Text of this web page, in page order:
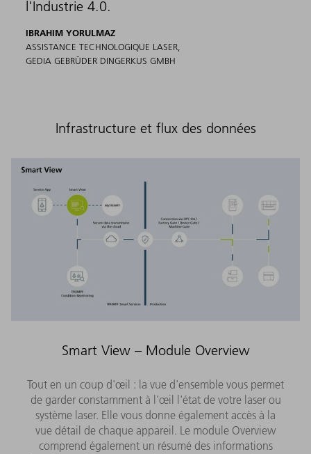
l'Industrie 4.0.
IBRAHIM YORULMAZ
ASSISTANCE TECHNOLOGIQUE LASER,
GEDIA GEBRÜDER DINGERKUS GMBH
Infrastructure et flux des données
Smart View – Module Overview
Tout en un coup d'œil : la vue d'ensemble vous permet
de garder constamment à l'œil l'état de votre laser ou
système laser. Elle vous donne également accès à la
vue détail de chaque appareil. Le module Overview
comprend également un résumé des informations